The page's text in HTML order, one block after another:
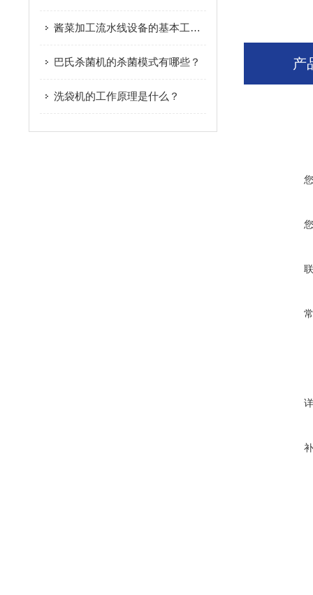
酱菜加工流水线设备的基本工序您知道多少
巴氏杀菌机的杀菌模式有哪些？
洗袋机的工作原理是什么？
产